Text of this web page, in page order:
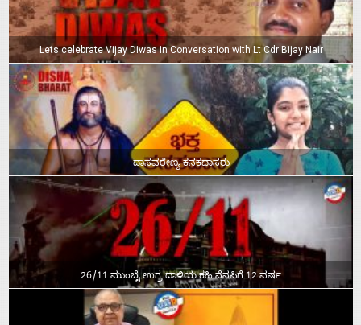
Lets celebrate Vijay Diwas in Conversation with Lt Cdr Bijay Nair
ದಾಸವರೇಣ್ಯ ಕನಕದಾಸರು
26/11 ಮುಂಬೈ ಉಗ್ರ ದಾಳಿಯ ಕಹಿ ನೆನಪಿಗೆ 12 ವರ್ಷ